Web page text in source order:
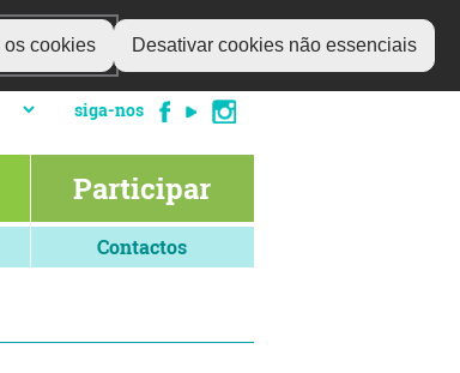
os cookies Desativar cookies não essenciais
siga-nos
Participar
Contactos